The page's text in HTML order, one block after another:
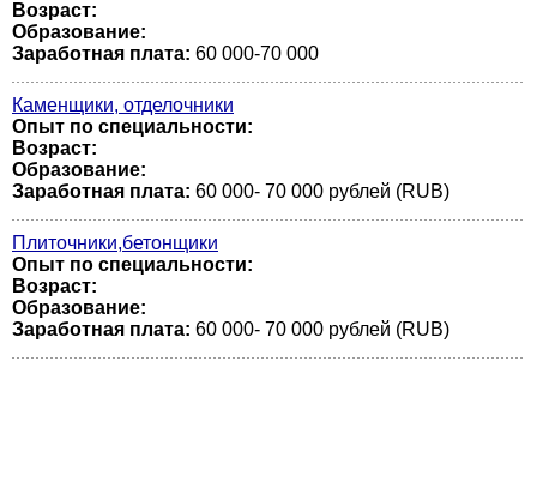
Возраст:
Образование:
Заработная плата: 60 000-70 000
Каменщики, отделочники
Опыт по специальности:
Возраст:
Образование:
Заработная плата: 60 000- 70 000 рублей (RUB)
Плиточники,бетонщики
Опыт по специальности:
Возраст:
Образование:
Заработная плата: 60 000- 70 000 рублей (RUB)